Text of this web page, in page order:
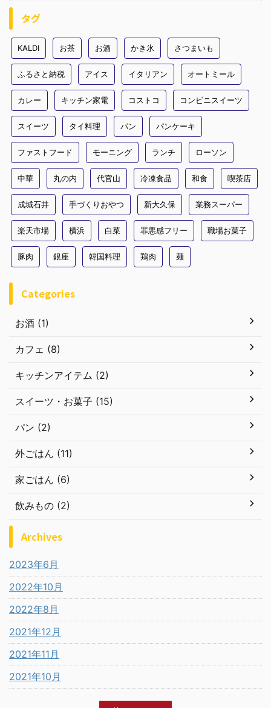
タグ
KALDI お茶 お酒 かき氷 さつまいも
ふるさと納税 アイス イタリアン オートミール
カレー キッチン家電 コストコ コンビニスイーツ
スイーツ タイ料理 パン パンケーキ
ファストフード モーニング ランチ ローソン
中華 丸の内 代官山 冷凍食品 和食 喫茶店
成城石井 手づくりおやつ 新大久保 業務スーパー
楽天市場 横浜 白菜 罪悪感フリー 職場お菓子
豚肉 銀座 韓国料理 鶏肉 麺
Categories
お酒 (1)
カフェ (8)
キッチンアイテム (2)
スイーツ・お菓子 (15)
パン (2)
外ごはん (11)
家ごはん (6)
飲みもの (2)
Archives
2023年6月
2022年10月
2022年8月
2021年12月
2021年11月
2021年10月